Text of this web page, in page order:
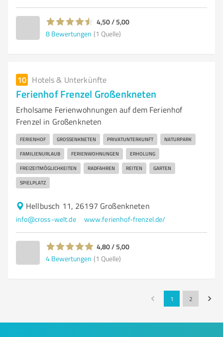
4,50 / 5,00
8 Bewertungen (1 Quelle)
10 Hotels & Unterkünfte
Ferienhof Frenzel Großenkneten
Erholsame Ferienwohnungen auf dem Ferienhof
Frenzel in Großenkneten
FERIENHOF GROSSENKNETEN PRIVATUNTERKUNFT NATURPARK
FAMILIENURLAUB FERIENWOHNUNGEN ERHOLUNG
FREIZEITMÖGLICHKEITEN RADFAHREN REITEN GARTEN
SPIELPLATZ
Hellbusch 11, 26197 Großenkneten
info@cross-welt.de www.ferienhof-frenzel.de/
4,80 / 5,00
4 Bewertungen (1 Quelle)
1 2